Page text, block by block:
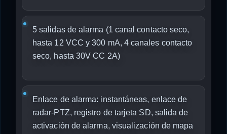
5 salidas de alarma (1 canal contacto seco,
hasta 12 VCC y 300 mA, 4 canales contacto
seco, hasta 30V CC 2A)
Enlace de alarma: instantáneas, enlace de
radar-PTZ, registro de tarjeta SD, salida de
activación de alarma, visualización de mapa